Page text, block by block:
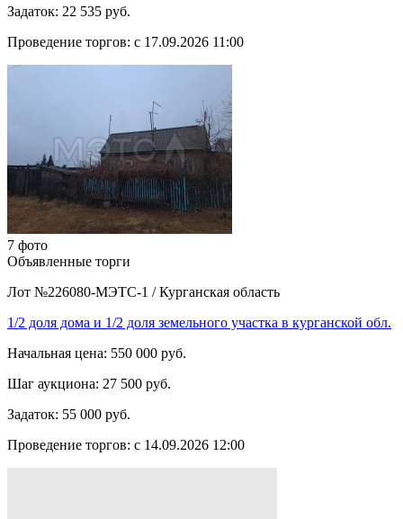
Задаток: 22 535 руб.
Проведение торгов: с 17.09.2026 11:00
7 фото
Объявленные торги
Лот №226080-МЭТС-1 / Курганская область
1/2 доля дома и 1/2 доля земельного участка в курганской обл.
Начальная цена: 550 000 руб.
Шаг аукциона: 27 500 руб.
Задаток: 55 000 руб.
Проведение торгов: с 14.09.2026 12:00